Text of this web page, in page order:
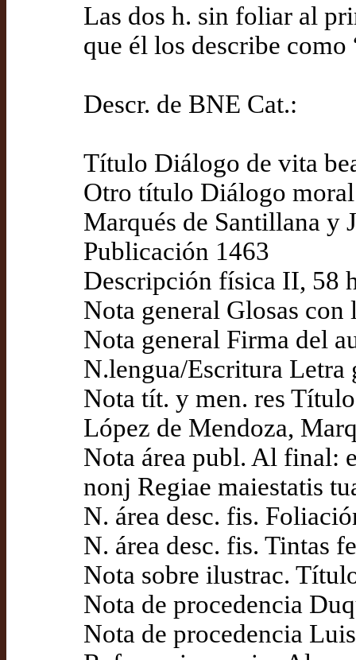
Las dos h. sin foliar al
que él los describe como
Descr. de BNE Cat.:
Título Diálogo de vita
Otro título Diálogo
Marqués de Santillana y
Publicación 1463
Descripción física II, 58
Nota general Glosas
Nota general Firma del
N.lengua/Escritura Letra
Nota tít. y men. res
López de Mendoza,
Nota área publ. Al final:
nonj Regiae maiestatis
N. área desc. fis.
N. área desc. fis. Tintas
Nota sobre ilustrac.
Nota de procedencia
Nota de procedencia